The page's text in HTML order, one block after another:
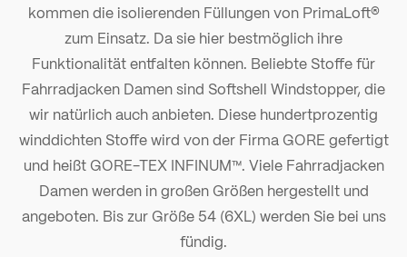
kommen die isolierenden Füllungen von PrimaLoft®
zum Einsatz. Da sie hier bestmöglich ihre
Funktionalität entfalten können. Beliebte Stoffe für
Fahrradjacken Damen sind Softshell Windstopper, die
wir natürlich auch anbieten. Diese hundertprozentig
winddichten Stoffe wird von der Firma GORE gefertigt
und heißt GORE-TEX INFINUM™. Viele Fahrradjacken
Damen werden in großen Größen hergestellt und
angeboten. Bis zur Größe 54 (6XL) werden Sie bei uns
fündig.